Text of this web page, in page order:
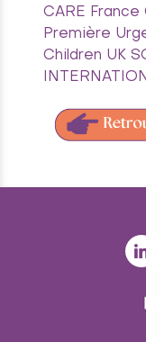
CARE
Première
Children UK